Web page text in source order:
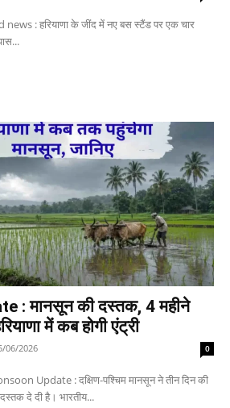
news : हरियाणा के जींद में नए बस स्टैंड पर एक चार
: मानसून की दस्तक, 4 महीने
में कब होगी एंट्री
06/2026 0
Update : दक्षिण-पश्चिम मानसून ने तीन दिन की
दे दी है। भारतीय...